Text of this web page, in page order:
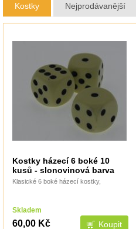
Kostky Nejprodávanější
Kostky házecí 6 boké 10
kusů - slonovinová barva
Klasické 6 boké házecí kostky,
Skladem
60,00 Kč